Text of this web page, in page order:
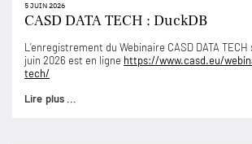
5 JUIN 2026
CASD DATA TECH : DuckDB
L’enregistrement du Webinaire CASD DATA
juin 2026 est en ligne https://www.casd.eu/
tech/
Lire plus ...